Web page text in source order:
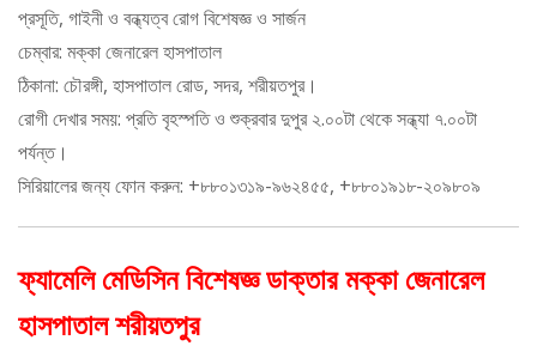
প্রসূতি, গাইনী ও বন্ধ্যত্ব রোগ বিশেষজ্ঞ ও সার্জন
চেম্বার: মক্কা জেনারেল হাসপাতাল
ঠিকানা: চৌরঙ্গী, হাসপাতাল রোড, সদর, শরীয়তপুর।
রোগী দেখার সময়: প্রতি বৃহস্পতি ও শুক্রবার দুপুর ২.০০টা থেকে সন্ধ্যা ৭.০০টা
পর্যন্ত।
সিরিয়ালের জন্য ফোন করুন: +৮৮০১৩১৯-৯৬২৪৫৫, +৮৮০১৯১৮-২০৯৮০৯
ফ্যামেলি মেডিসিন বিশেষজ্ঞ ডাক্তার মক্কা জেনারেল
হাসপাতাল শরীয়তপুর